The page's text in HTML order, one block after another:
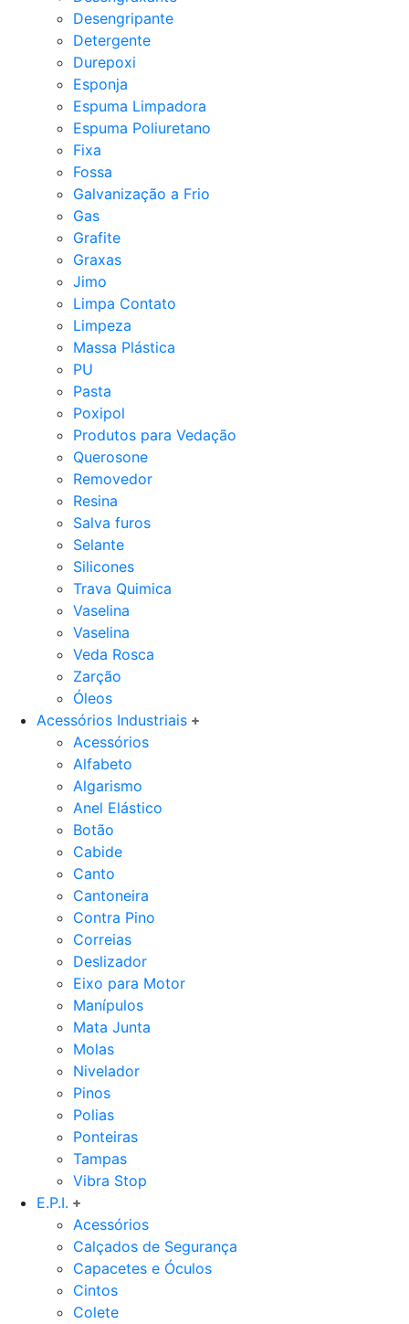
Desengripante
Detergente
Durepoxi
Esponja
Espuma Limpadora
Espuma Poliuretano
Fixa
Fossa
Galvanização a Frio
Gas
Grafite
Graxas
Jimo
Limpa Contato
Limpeza
Massa Plástica
PU
Pasta
Poxipol
Produtos para Vedação
Querosone
Removedor
Resina
Salva furos
Selante
Silicones
Trava Quimica
Vaselina
Vaselina
Veda Rosca
Zarção
Óleos
Acessórios Industriais
Acessórios
Alfabeto
Algarismo
Anel Elástico
Botão
Cabide
Canto
Cantoneira
Contra Pino
Correias
Deslizador
Eixo para Motor
Manípulos
Mata Junta
Molas
Nivelador
Pinos
Polias
Ponteiras
Tampas
Vibra Stop
E.P.I.
Acessórios
Calçados de Segurança
Capacetes e Óculos
Cintos
Colete